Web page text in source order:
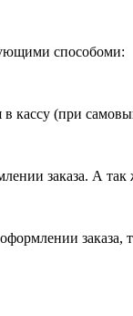
способоми:
в кассу (при
заказа. А
заказа,